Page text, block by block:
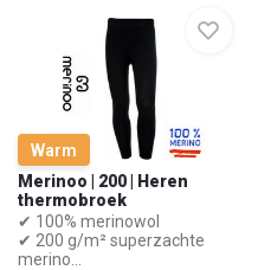
Warm
Merinoo | 200 | Heren
thermobroek
✔ 100% merinowol
✔ 200 g/m² superzachte
merino...